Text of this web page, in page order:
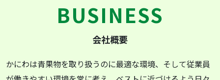
BUSINESS
会社概要
かにわは⻘果物を取り扱うのに最適な環境、そして従業員